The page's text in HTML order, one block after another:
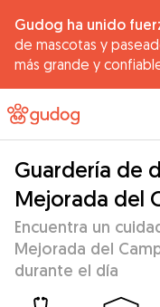
Gudog ha unido
de mascotas y
más grande y
Guardería de
Mejorada del
Encuentra un
Mejorada del
durante el día